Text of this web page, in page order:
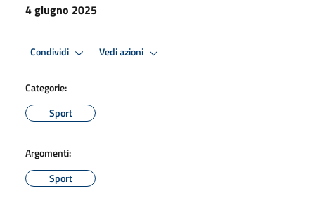
4 giugno 2025
Condividi Vedi azioni
Categorie:
Sport
Argomenti:
Sport